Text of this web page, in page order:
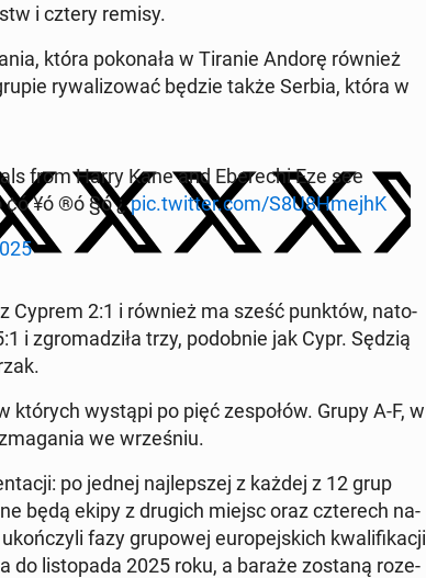
i cztery remisy.
która pokon­ała w Tiranie Andorę również
ry­wal­i­zować będzie także Serbia, która w
from Harry Kane and Eberechi Eze see
¥ó ®ó §ó ¿pic.twitter.com/S8U8HmejhK
Cyprem 2:1 i również ma sześć punktów, nato­
i zgro­madz­iła trzy, podob­nie jak Cypr. Sędzią
wystąpi po pięć ze­społów. Grupy A-F, w
we wrześniu.
po jednej na­jlep­szej z każdej z 12 grup
będą ekipy z drugich miejsc oraz czterech na­
fazy grupowej eu­rope­js­kich kwal­i­fikacji
do listopa­da 2025 roku, a baraże zostaną roze­